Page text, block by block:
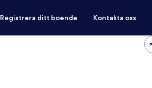
Registrera ditt boende Kontakta oss